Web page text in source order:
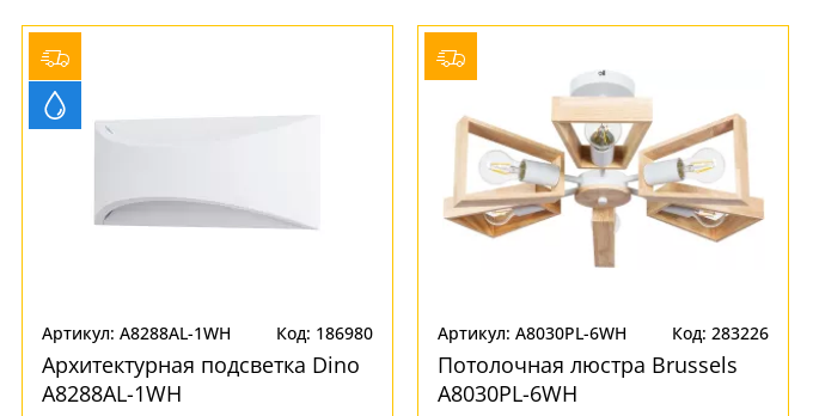
Артикул: A8288AL-1WH Код: 186980
Архитектурная подсветка Dino
A8288AL-1WH
Артикул: A8030PL-6WH Код: 283226
Потолочная люстра Brussels
A8030PL-6WH